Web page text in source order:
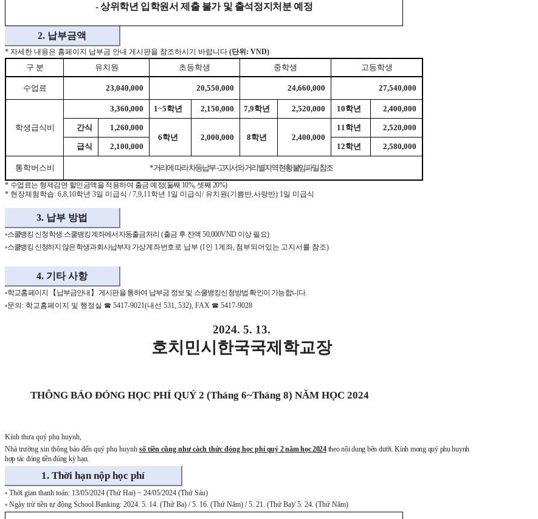
-상위학년 입학원서 제출 불가 및 출석정지처분 예정
2. 납부금액
* 자세한 내용은 홈페이지 납부금 안내 게시판을 참조하시기 바랍니다 (단위 : VND)
구 분 유치원 초등학생 중학생 고등학생
수업료 23,040,000 20,550,000 24,660,000 27,540,000
학생급식비
3,360,000 1~5학년 2,150,000 7,9학년 2,520,000 10학년 2,400,000
간식
1,260,000
6학년 2,000,000 8학년 2,400,000
11학년 2,520,000
급식 2,100,000 12학년 2,580,000
통학버스비 *거리에 따라 차등납부-고지서와 거리별 지역 현황 붙임파일 참조
* 수업료는 형제감면 할인금액을 적용하여 출금 예정(둘째 10%,셋째 20%)
* 현장체험학습: 6,8,10학년 3일 미급식 / 7,9,11학년 1일 미급식/ 유치원(기쁨반,사랑반) 1일 미급식
3. 납부 방법
◦스쿨뱅킹 신청 학생:스쿨뱅킹 계좌에서 자동출금 처리 (출금 후 잔액50,000VND 이상 필요)
◦스쿨뱅킹 신청하지 않은 학생과 회사납부자:가상계좌번호로 납부 (1인 1계좌, 첨부되어있는 고지서를 참조)
4. 기타 사항
◦학교홈페이지 【 납부금안내 】게시판을 통하여 납부금 정보 및 스쿨뱅킹신청방법 확인이 가능합니다.
◦문의 : 학교홈페이지 및 행정실 ☎ 5417-9021(내선 531, 532), FAX ☎ 5417-9028
2024. 5. 13.
호치민시한국국제학교장
THÔNG BÁO ĐÓNG HỌC PHÍ QUÝ 2 (Tháng 6~Tháng 8) NĂM HỌC 2024
Kính thưa quý phụ huynh,
Nhà trường xin thông báo đến quý phụ huynh số tiền cũng như cách thức đóng học phí quý 2 năm học 2024 theo nội dung bên dưới. Kính mong quý phụ huynh
hợp tác đóng tiền đúng kỳ hạn.
1. Thời hạn nộp học phí
◦ Thời gian thanh toán: 13/05/2024 (Thứ Hai) ~ 24/05/2024 (Thứ Sáu)
◦ Ngày trừ tiền tự động School Banking: 2024. 5. 14. (Thứ Ba) / 5. 16. (Thứ Năm) / 5. 21. (Thứ Ba)/ 5. 24. (Thứ Năm)